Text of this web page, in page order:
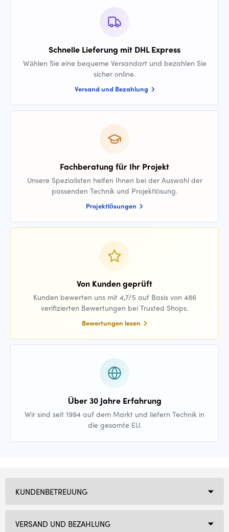
Schnelle Lieferung mit DHL Express
Wählen Sie eine bequeme Versandart und bezahlen Sie
sicher online.
Versand und Bezahlung
Fachberatung für Ihr Projekt
Unsere Spezialisten helfen Ihnen bei der Auswahl der
passenden Technik und Projektlösung.
Projektlösungen
Von Kunden geprüft
Kunden bewerten uns mit 4,7/5 auf Basis von 486
verifizierten Bewertungen bei Trusted Shops.
Bewertungen lesen
Über 30 Jahre Erfahrung
Wir sind seit 1994 auf dem Markt und liefern Technik in
die gesamte EU.
KUNDENBETREUUNG
VERSAND UND BEZAHLUNG